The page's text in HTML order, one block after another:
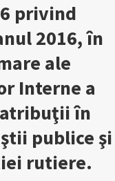
privind
2016, în
ale
Interne a
în
publice şi
rutiere.